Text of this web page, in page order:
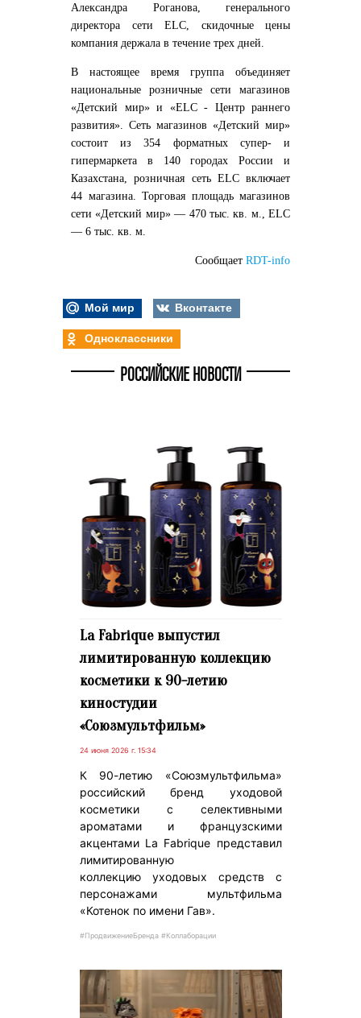
Александра Роганова, генерального
директора сети ELC, скидочные цены
компания держала в течение трех дней.
В настоящее время группа объединяет
национальные розничные сети магазинов
«Детский мир» и «ELC - Центр раннего
развития». Сеть магазинов «Детский мир»
состоит из 354 форматных супер- и
гипермаркета в 140 городах России и
Казахстана, розничная сеть ELC включает
44 магазина. Торговая площадь магазинов
сети «Детский мир» — 470 тыс. кв. м., ELC
— 6 тыс. кв. м.
Сообщает RDT-info
Мой мир
Вконтакте
Одноклассники
РОССИЙСКИЕ НОВОСТИ
La Fabrique выпустил
лимитированную коллекцию
косметики к 90-летию
киностудии
«Союзмультфильм»
24 июня 2026 г. 15:34
К 90-летию «Союзмультфильма»
российский бренд уходовой
косметики с селективными
ароматами и французскими
акцентами La Fabrique представил
лимитированную
коллекцию уходовых средств с
персонажами мультфильма
«Котенок по имени Гав».
#ПродвижениеБренда #Коллаборации